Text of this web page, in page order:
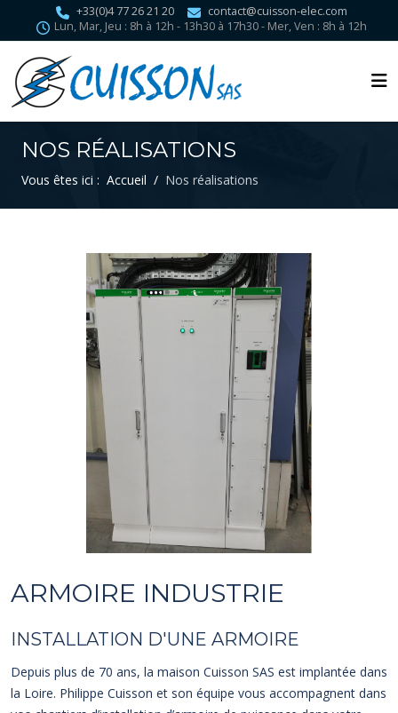
+33(0)4 77 26 21 20
contact@cuisson-elec.com
Lun, Mar, Jeu : 8h à 12h - 13h30 à 17h30 - Mer, Ven : 8h à 12h
NOS RÉALISATIONS
Vous êtes ici : Accueil Nos réalisations
ARMOIRE INDUSTRIE
INSTALLATION D'UNE ARMOIRE
Depuis plus de 70 ans, la maison Cuisson SAS est implantée dans
la Loire. Philippe Cuisson et son équipe vous accompagnent dans